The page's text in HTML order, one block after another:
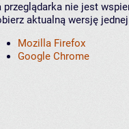
przeglądarka nie jest
aktualną wersję
Mozilla Firefox
Google Chrome